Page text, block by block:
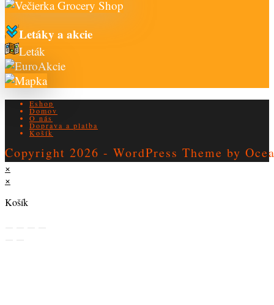
Letáky a akcie
Leták
Akcie
Eshop
Domov
O nás
Doprava a platba
Košík
Copyright 2026 - WordPress Theme by
×
×
Košík